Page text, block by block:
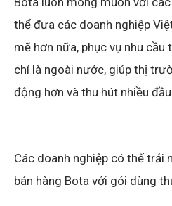
thể đưa các doanh nghiệp
mẽ hơn nữa, phục vụ nhu
chí là ngoài nước, giúp thị
động hơn và thu hút nhiều
Các doanh nghiệp có thể trải
bán hàng Bota với gói dùng